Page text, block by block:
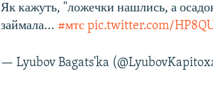
Як кажуть, "ложечки нашлись, а
займала... #мтс pic.twitter.com/
— Lyubov Bagats'ka